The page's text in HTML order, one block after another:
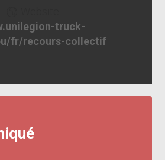
truck-
fr/recours-collectif